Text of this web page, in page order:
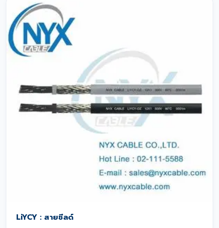
LiYCY : สายชีลด์